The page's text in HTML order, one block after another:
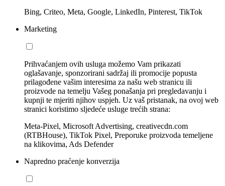
Bing, Criteo, Meta, Google, LinkedIn, Pinterest, TikTok
Marketing
Prihvaćanjem ovih usluga možemo Vam prikazati
oglašavanje, sponzorirani sadržaj ili promocije popusta
prilagođene vašim interesima za našu web stranicu ili
proizvode na temelju Vašeg ponašanja pri pregledavanju i
kupnji te mjeriti njihov uspjeh. Uz vaš pristanak, na ovoj web
stranici koristimo sljedeće usluge trećih strana:
Meta-Pixel, Microsoft Advertising, creativecdn.com
(RTBHouse), TikTok Pixel, Preporuke proizvoda temeljene
na klikovima, Ads Defender
Napredno praćenje konverzija